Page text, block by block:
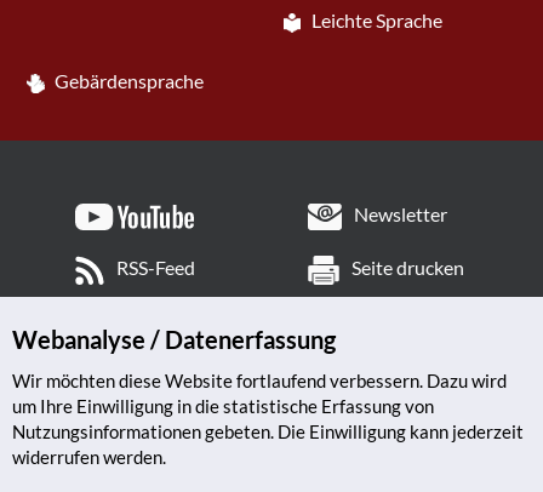
Leichte Sprache
Gebärdensprache
Newsletter
RSS-Feed Seite drucken
Webanalyse / Datenerfassung
Wir möchten diese Website fortlaufend verbessern. Dazu wird
um Ihre Einwilligung in die statistische Erfassung von
Nutzungsinformationen gebeten. Die Einwilligung kann jederzeit
widerrufen werden.